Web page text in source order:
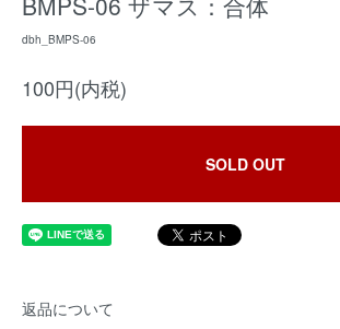
dbh_BMPS-06
100円(内税)
SOLD OUT
返品について